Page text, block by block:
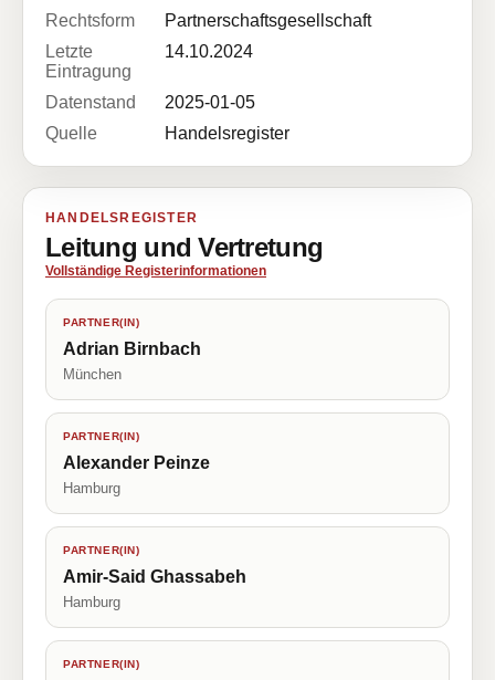
Rechtsform
Partnerschaftsgesellschaft
Letzte
Eintragung
14.10.2024
Datenstand
2025-01-05
Quelle
Handelsregister
HANDELSREGISTER
Leitung und Vertretung
Vollständige Registerinformationen
PARTNER(IN)
Adrian Birnbach
München
PARTNER(IN)
Alexander Peinze
Hamburg
PARTNER(IN)
Amir-Said Ghassabeh
Hamburg
PARTNER(IN)